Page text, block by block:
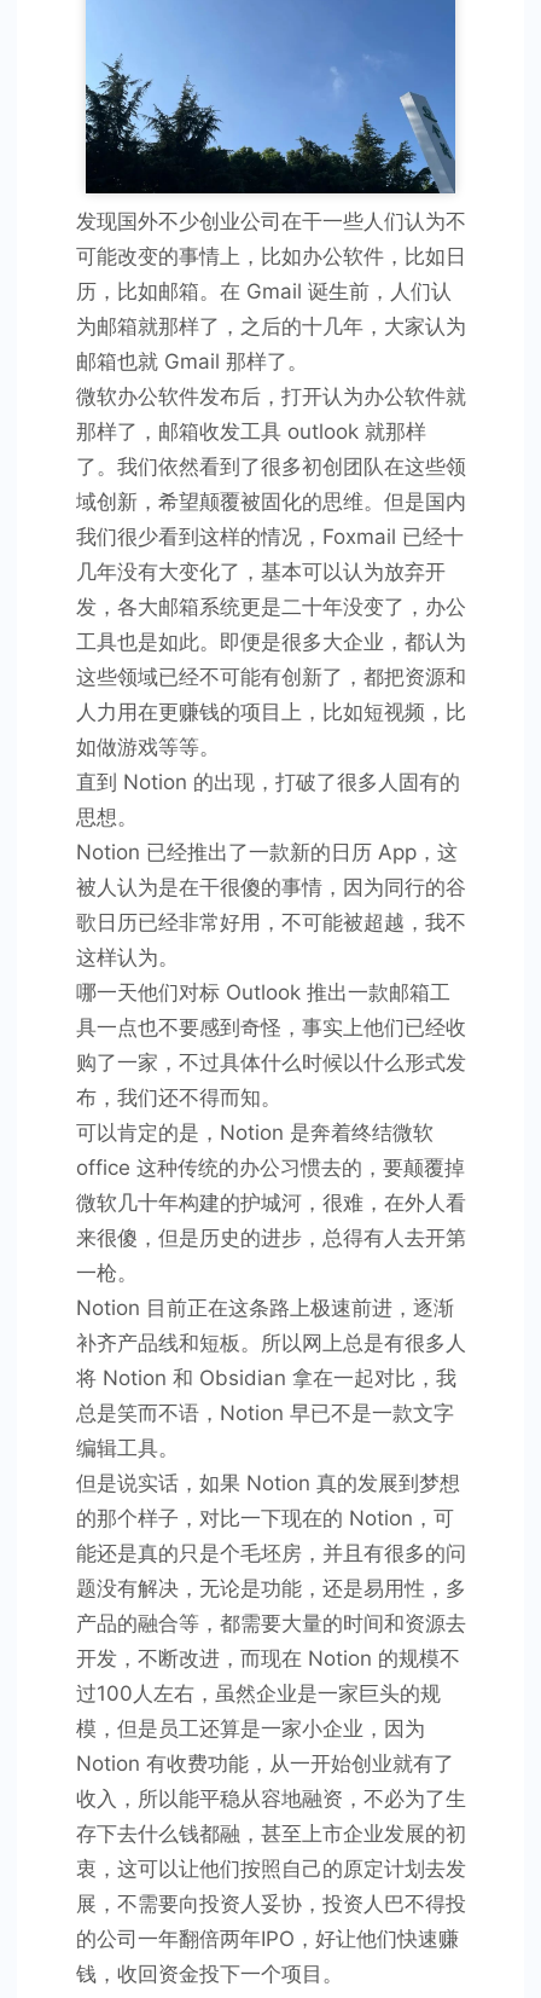
发现国外不少创业公司在干一些人们认为不
可能改变的事情上，比如办公软件，比如日
历，比如邮箱。在 Gmail 诞生前，人们认
为邮箱就那样了，之后的十几年，大家认为
邮箱也就 Gmail 那样了。
微软办公软件发布后，打开认为办公软件就
那样了，邮箱收发工具 outlook 就那样
了。我们依然看到了很多初创团队在这些领
域创新，希望颠覆被固化的思维。但是国内
我们很少看到这样的情况，Foxmail 已经十
几年没有大变化了，基本可以认为放弃开
发，各大邮箱系统更是二十年没变了，办公
工具也是如此。即便是很多大企业，都认为
这些领域已经不可能有创新了，都把资源和
人力用在更赚钱的项目上，比如短视频，比
如做游戏等等。
直到 Notion 的出现，打破了很多人固有的
思想。
Notion 已经推出了一款新的日历 App，这
被人认为是在干很傻的事情，因为同行的谷
歌日历已经非常好用，不可能被超越，我不
这样认为。
哪一天他们对标 Outlook 推出一款邮箱工
具一点也不要感到奇怪，事实上他们已经收
购了一家，不过具体什么时候以什么形式发
布，我们还不得而知。
可以肯定的是，Notion 是奔着终结微软
office 这种传统的办公习惯去的，要颠覆掉
微软几十年构建的护城河，很难，在外人看
来很傻，但是历史的进步，总得有人去开第
一枪。
Notion 目前正在这条路上极速前进，逐渐
补齐产品线和短板。所以网上总是有很多人
将 Notion 和 Obsidian 拿在一起对比，我
总是笑而不语，Notion 早已不是一款文字
编辑工具。
但是说实话，如果 Notion 真的发展到梦想
的那个样子，对比一下现在的 Notion，可
能还是真的只是个毛坯房，并且有很多的问
题没有解决，无论是功能，还是易用性，多
产品的融合等，都需要大量的时间和资源去
开发，不断改进，而现在 Notion 的规模不
过100人左右，虽然企业是一家巨头的规
模，但是员工还算是一家小企业，因为
Notion 有收费功能，从一开始创业就有了
收入，所以能平稳从容地融资，不必为了生
存下去什么钱都融，甚至上市企业发展的初
衷，这可以让他们按照自己的原定计划去发
展，不需要向投资人妥协，投资人巴不得投
的公司一年翻倍两年IPO，好让他们快速赚
钱，收回资金投下一个项目。